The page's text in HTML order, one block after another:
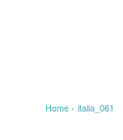
Home › italia_061